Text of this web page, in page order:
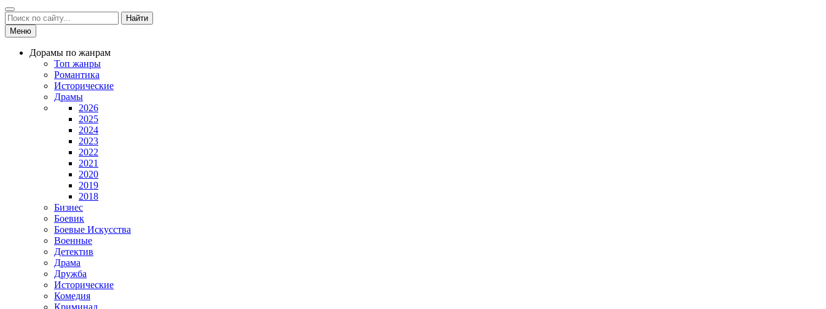
Найти
Меню
Дорамы по жанрам
Топ жанры
Романтика
Исторические
Драмы
2026
2025
2024
2023
2022
2021
2020
2019
2018
Бизнес
Боевик
Боевые Искусства
Военные
Детектив
Драма
Дружба
Исторические
Комедия
Криминал